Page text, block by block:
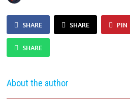
SHARE SHARE PIN
SHARE
About the author